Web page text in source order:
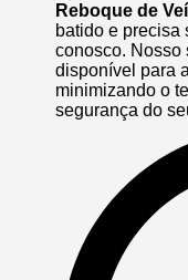
Reboque de
batido e precisa
conosco. Nosso
disponível para
minimizando o
segurança do